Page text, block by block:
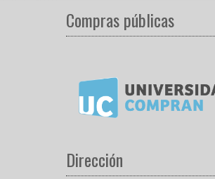
Compras públicas
Dirección